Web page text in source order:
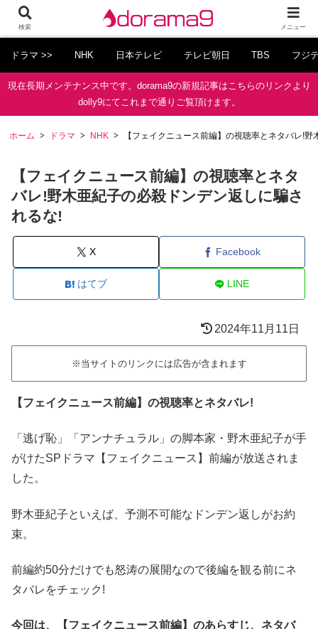
ドラマ >> NHK 日本テレビ テレビ朝日 TBS フジ
現在長期メンテナンス中です。dorama9の新規記事はこちらのリンクより
dolly9にてこれまで通りご覧頂けます。
ホーム ドラマ NHK 【フェイクニュース前編】の視聴率とネタバレ!
【フェイクニュース前編】の視聴率とネタ
バレ!野木亜紀子の必殺ドンデン返しに騙さ
れるな!
X Facebook
はてブ LINE
2024年11月11日
※当サイトのリンクには広告が含まれます
【フェイクニュース前編】の視聴率とネタバレ!
「逃げ恥」「アンナチュラル」の脚本家・野木亜紀子が手
がけたSPドラマ【フェイクニュース】前編が放送されま
した。
野木亜紀子といえば、予測不可能なドンデン返しがお約
束。
前編約50分だけでも怒涛の展開なので後編を観る前にネ
タバレをチェック!
今回は、【フェイクニュース前編】のあらすじ、ネタバ
検索 メニュー